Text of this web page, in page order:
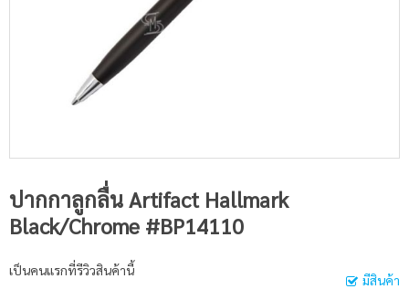
ปากกาลูกลื่น Artifact Hallmark
Black/Chrome #BP14110
มีสินค้า
เป็นคนแรกที่รีวิวสินค้านี้